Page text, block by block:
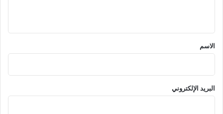
*
الاسم
البريد الإلكتروني